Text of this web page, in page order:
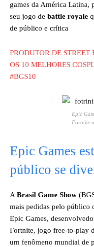
games da América Latina,
seu jogo de battle royale
de público e crítica
PRODUTOR DE
OS 10 MELHORES
#BGS10
Epic
Fortnite
Epic Games
público se
A Brasil Game Show
mais pedidas pelo público
Epic Games,
Fortnite, jogo free-to-play
um fenômeno mundial de